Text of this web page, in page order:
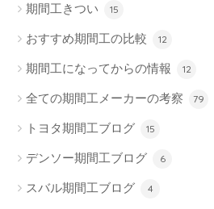
期間工きつい 15
おすすめ期間工の比較 12
期間工になってからの情報 12
全ての期間工メーカーの考察 79
トヨタ期間工ブログ 15
デンソー期間工ブログ 6
スバル期間工ブログ 4